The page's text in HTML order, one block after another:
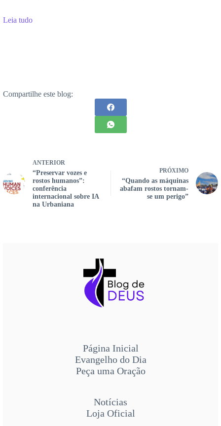
Leia tudo
Compartilhe este blog:
ANTERIOR
“Preservar vozes e
rostos humanos”:
conferência
internacional sobre IA
na Urbaniana
PRÓXIMO
“Quando as máquinas
abafam rostos tornam-
se um perigo”
Página Inicial
Evangelho do Dia
Peça uma Oração
Notícias
Loja Oficial